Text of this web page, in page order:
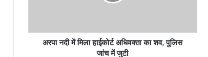
अरपा नदी में मिला हाईकोर्ट अधिवक्ता का शव, पुलिस
जांच में जुटी